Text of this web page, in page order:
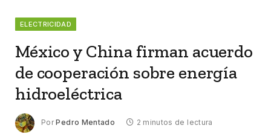
ELECTRICIDAD
México y China firman acuerdo
de cooperación sobre energía
hidroeléctrica
Por Pedro Mentado 2 minutos de lectura